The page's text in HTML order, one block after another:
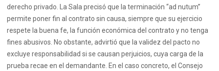
derecho privado. La Sala precisó que la terminación “ad nutum”
permite poner fin al contrato sin causa, siempre que su ejercicio
respete la buena fe, la función económica del contrato y no tenga
fines abusivos. No obstante, advirtió que la validez del pacto no
excluye responsabilidad si se causan perjuicios, cuya carga de la
prueba recae en el demandante. En el caso concreto, el Consejo